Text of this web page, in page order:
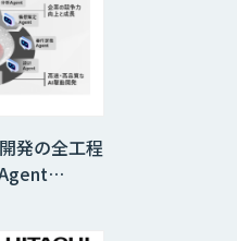
ーツ
by
4
スのAI導入支
ビス
トキャンプ
発の全工程
Agent…